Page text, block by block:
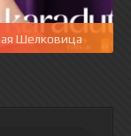
Шелковица